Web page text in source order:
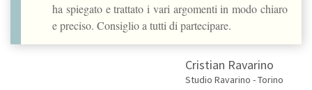
ha spiegato e trattato i vari argomenti in modo chiaro
e preciso. Consiglio a tutti di partecipare.
Cristian Ravarino
Studio Ravarino - Torino